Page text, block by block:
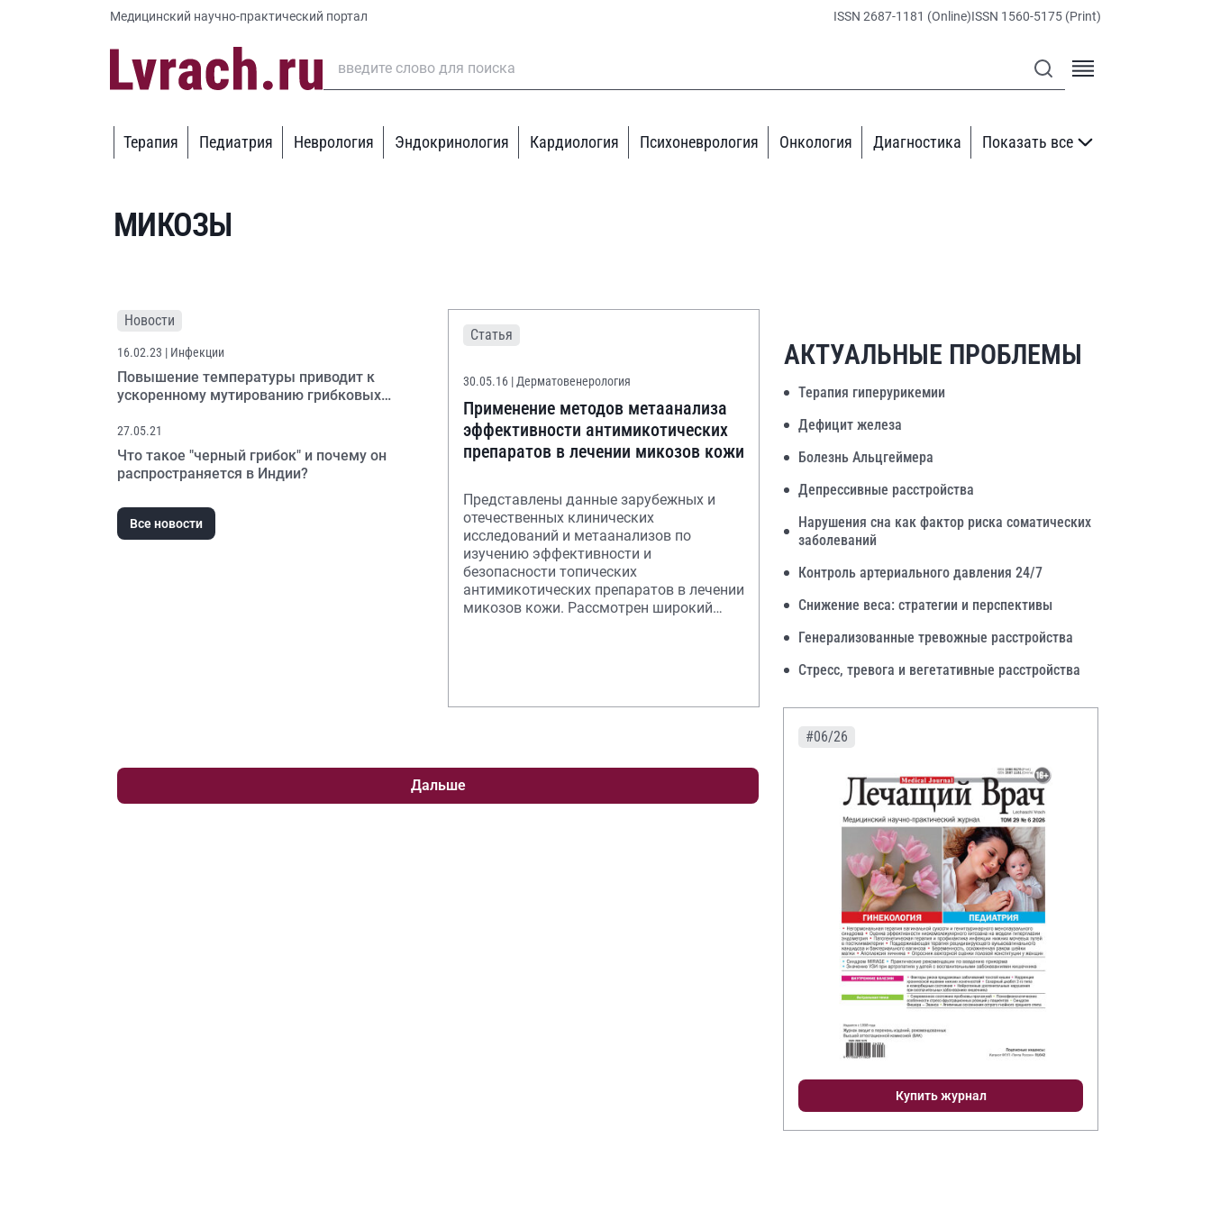
Медицинский научно-практический портал ISSN 2687-1181 (Online)ISSN 1560-5175 (Print)
Терапия Педиатрия Неврология Эндокринология Кардиология Психоневрология Онкология Диагностика Показать все
МИКОЗЫ
Новости
16.02.23 | Инфекции
Повышение температуры приводит к
ускоренному мутированию грибковых
27.05.21
Что такое "черный грибок" и почему он
распространяется в Индии?
Все новости
Статья
30.05.16 | Дерматовенерология
Применение методов метаанализа
эффективности антимикотических
препаратов в лечении микозов кожи
Представлены данные зарубежных и
отечественных клинических
исследований и метаанализов по
изучению эффективности и
безопасности топических
антимикотических препаратов в лечении
микозов кожи. Рассмотрен широкий
Дальше
АКТУАЛЬНЫЕ ПРОБЛЕМЫ
Терапия гиперурикемии
Дефицит железа
Болезнь Альцгеймера
Депрессивные расстройства
Нарушения сна как фактор риска соматических
заболеваний
Контроль артериального давления 24/7
Снижение веса: стратегии и перспективы
Генерализованные тревожные расстройства
Стресс, тревога и вегетативные расстройства
#06/26
Купить журнал